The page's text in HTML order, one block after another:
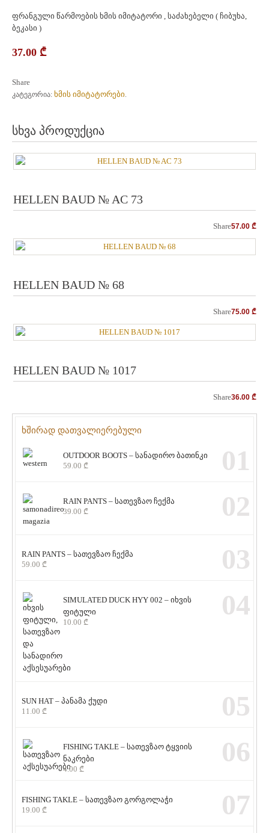
ფრანგული წარმოების ხმის იმიტატორი , საძახებელი ( ჩიბუხა,
ბეკასი )
37.00 ₾
Share
კატეგორია: ხმის იმიტატორები
სხვა პროდუქცია
HELLEN BAUD № AC 73
57.00 ₾
Share
HELLEN BAUD № 68
75.00 ₾
Share
HELLEN BAUD № 1017
36.00 ₾
Share
ხშირად დათვალიერებული
OUTDOOR BOOTS – სანადირო ბათინკი
59.00 ₾ 01
RAIN PANTS – სათევზაო ჩექმა
39.00 ₾ 02
RAIN PANTS – სათევზაო ჩექმა
59.00 ₾ 03
SIMULATED DUCK HYY 002 – იხვის
ფიტული
10.00 ₾
04
SUN HAT – პანამა ქუდი
11.00 ₾ 05
FISHING TAKLE – სათევზაო ტყვიის
ნაკრები
4.00 ₾
06
FISHING TAKLE – სათევზაო გორგოლაჭი
19.00 ₾ 07